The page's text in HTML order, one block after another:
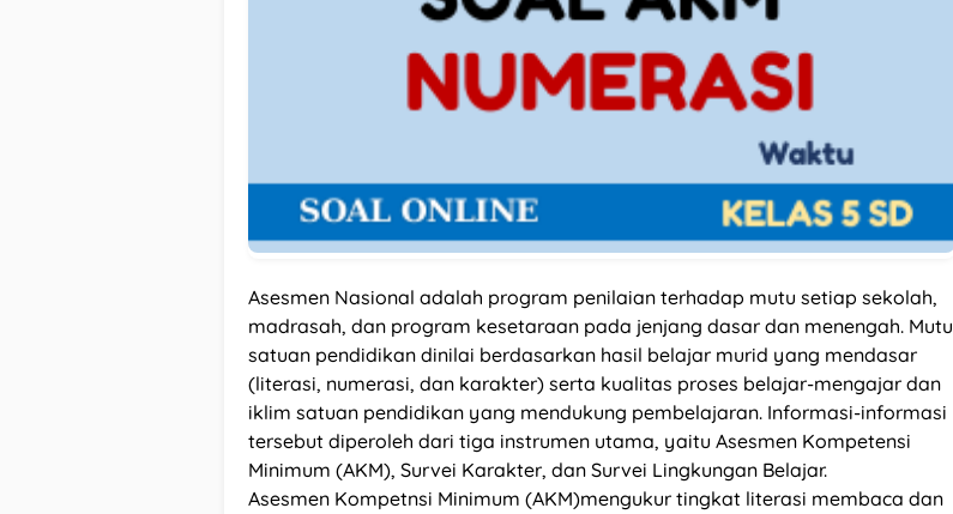
Asesmen Nasional adalah program penilaian terhadap mutu setiap sekolah,
madrasah, dan program kesetaraan pada jenjang dasar dan menengah. Mutu
satuan pendidikan dinilai berdasarkan hasil belajar murid yang mendasar
(literasi, numerasi, dan karakter) serta kualitas proses belajar-mengajar dan
iklim satuan pendidikan yang mendukung pembelajaran. Informasi-informasi
tersebut diperoleh dari tiga instrumen utama, yaitu Asesmen Kompetensi
Minimum (AKM), Survei Karakter, dan Survei Lingkungan Belajar.
Asesmen Kompetnsi Minimum (AKM)mengukur tingkat literasi membaca dan